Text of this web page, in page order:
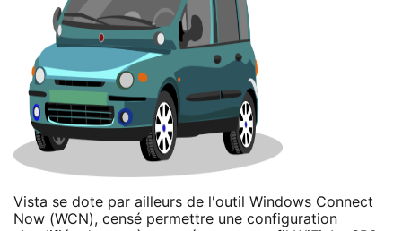
Vista se dote par ailleurs de l'outil Windows Connect
Now (WCN), censé permettre une configuration